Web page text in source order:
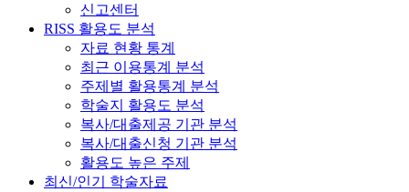
신고센터
RISS 활용도 분석
자료 현황 통계
최근 이용통계 분석
주제별 활용통계 분석
학술지 활용도 분석
복사/대출제공 기관 분석
복사/대출신청 기관 분석
활용도 높은 주제
최신/인기 학술자료